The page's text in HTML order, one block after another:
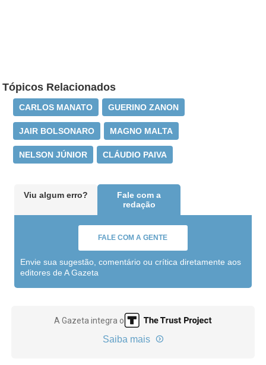
Tópicos Relacionados
CARLOS MANATO GUERINO ZANON
JAIR BOLSONARO MAGNO MALTA
NELSON JÚNIOR CLÁUDIO PAIVA
Viu algum erro?
Fale com a
redação
FALE COM A GENTE
Envie sua sugestão, comentário ou crítica diretamente aos
editores de A Gazeta
A Gazeta integra o
Saiba mais